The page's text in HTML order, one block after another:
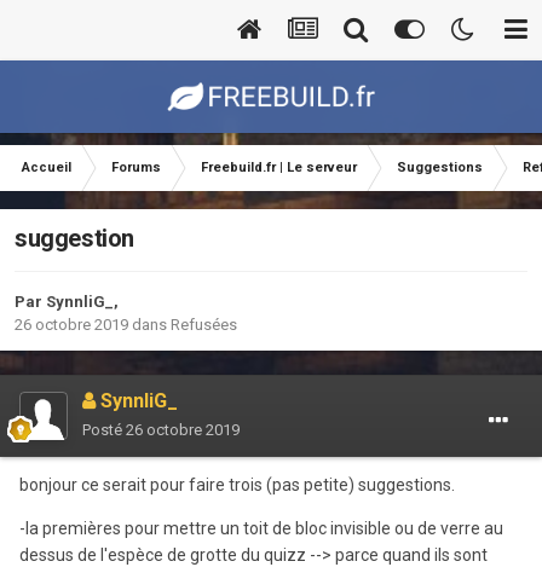
Accueil Forums Freebuild.fr | Le serveur Suggestions
suggestion
Par SynnliG_ ,
26 octobre 2019 dans Refusées
SynnliG_
Posté 26 octobre 2019
bonjour ce serait pour faire trois (pas petite) suggestions.
-la premières pour mettre un toit de bloc invisible ou de verre au
dessus de l'espèce de grotte du quizz --> parce quand ils sont